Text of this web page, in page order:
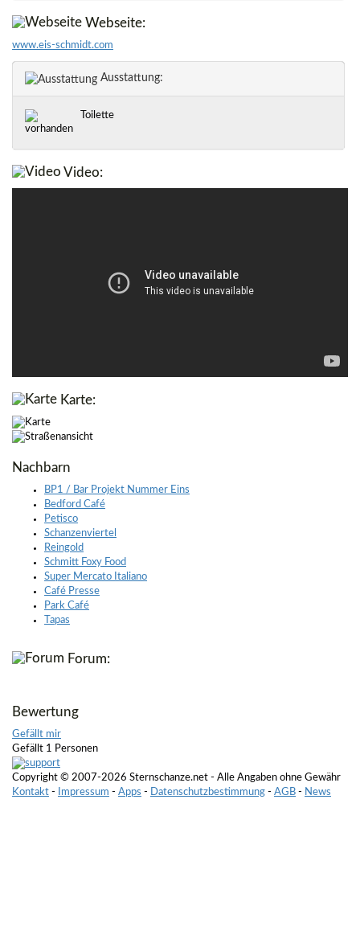
Webseite:
www.eis-schmidt.com
Ausstattung:
Toilette
Video:
Karte:
Nachbarn
BP1 / Bar Projekt Nummer Eins
Bedford Café
Petisco
Schanzenviertel
Reingold
Schmitt Foxy Food
Super Mercato Italiano
Café Presse
Park Café
Tapas
Forum:
Bewertung
Gefällt mir
Gefällt 1 Personen
Copyright © 2007-2026 Sternschanze.net - Alle Angaben ohne Gewähr
Kontakt - Impressum - Apps - Datenschutzbestimmung - AGB - News